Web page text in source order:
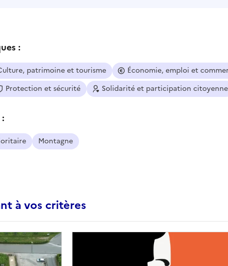
:
patrimoine et tourisme Économie, emploi et
Protection et sécurité Solidarité et participation citoyenne
Montagne
à vos critères